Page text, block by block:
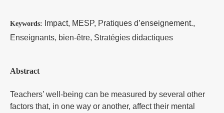
Keywords:
Impact, MESP, Pratiques d’enseignement.,
Enseignants, bien-être, Stratégies didactiques
Abstract
Teachers’ well-being can be measured by several other
factors that, in one way or another, affect their mental